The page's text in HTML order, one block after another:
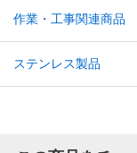
作業・工事関連商品
ステンレス製品